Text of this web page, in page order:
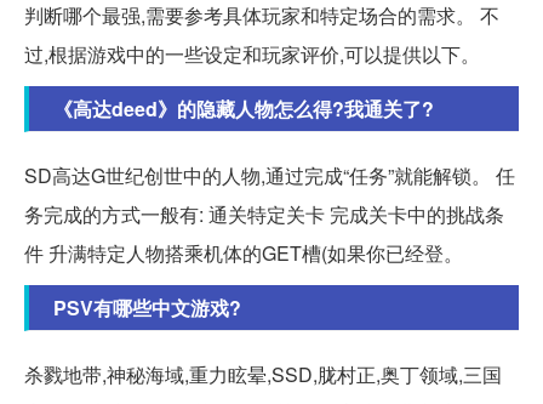
判断哪个最强,需要参考具体玩家和特定场合的需求。 不
过,根据游戏中的一些设定和玩家评价,可以提供以下。
《高达deed》的隐藏人物怎么得?我通关了?
SD高达G世纪创世中的人物,通过完成“任务”就能解锁。 任
务完成的方式一般有: 通关特定关卡 完成关卡中的挑战条
件 升满特定人物搭乘机体的GET槽(如果你已经登。
PSV有哪些中文游戏?
杀戮地带,神秘海域,重力眩晕,SSD,胧村正,奥丁领域,三国